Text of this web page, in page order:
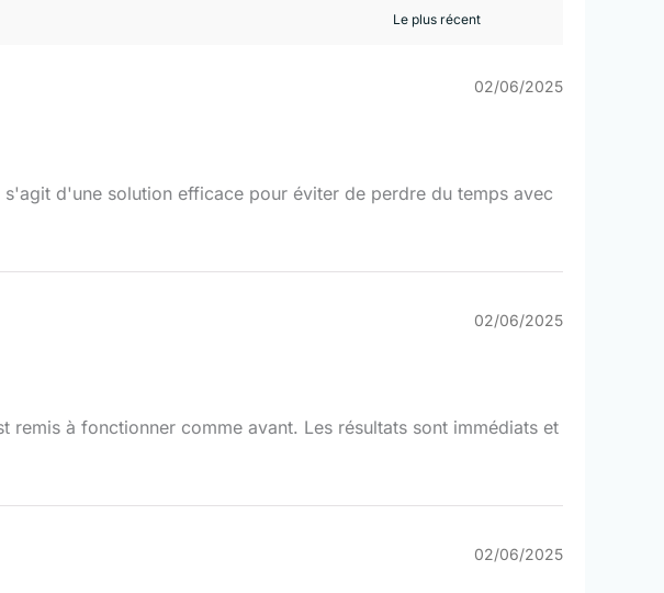
02/06/2025
d'une solution efficace pour éviter de perdre du temps avec
02/06/2025
à fonctionner comme avant. Les résultats sont immédiats et
02/06/2025